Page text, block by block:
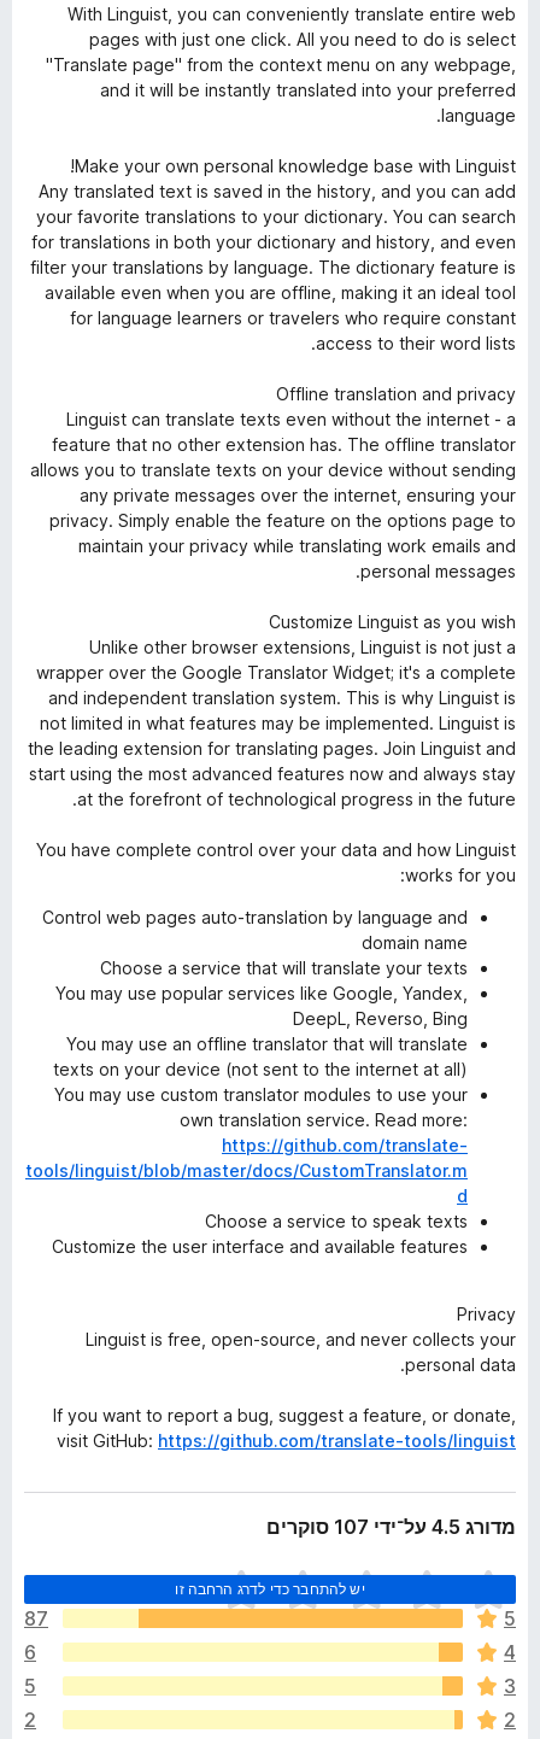
With Linguist, you can conveniently translate entire web
pages with just one click. All you need to do is select
"Translate page" from the context menu on any webpage,
and it will be instantly translated into your preferred
language.
Make your own personal knowledge base with Linguist!
Any translated text is saved in the history, and you can add
your favorite translations to your dictionary. You can search
for translations in both your dictionary and history, and even
filter your translations by language. The dictionary feature is
available even when you are offline, making it an ideal tool
for language learners or travelers who require constant
access to their word lists.
Offline translation and privacy
Linguist can translate texts even without the internet - a
feature that no other extension has. The offline translator
allows you to translate texts on your device without sending
any private messages over the internet, ensuring your
privacy. Simply enable the feature on the options page to
maintain your privacy while translating work emails and
personal messages.
Customize Linguist as you wish
Unlike other browser extensions, Linguist is not just a
wrapper over the Google Translator Widget; it's a complete
and independent translation system. This is why Linguist is
not limited in what features may be implemented. Linguist is
the leading extension for translating pages. Join Linguist and
start using the most advanced features now and always stay
at the forefront of technological progress in the future.
You have complete control over your data and how Linguist
works for you:
Control web pages auto-translation by language and
domain name
Choose a service that will translate your texts
You may use popular services like Google, Yandex,
DeepL, Reverso, Bing
You may use an offline translator that will translate
texts on your device (not sent to the internet at all)
You may use custom translator modules to use your
own translation service. Read more:
https://github.com/translate-
tools/linguist/blob/master/docs/CustomTranslator.m
d
Choose a service to speak texts
Customize the user interface and available features
Privacy
Linguist is free, open-source, and never collects your
personal data.
If you want to report a bug, suggest a feature, or donate,
visit GitHub: https://github.com/translate-tools/linguist
מדורג 4.5 על־ידי 107 סוקרים
יש להתחבר כדי לדרג הרחבה זו
א
י
ן
ד
י
ר
ו
5
87
4
6
3
5
2
2